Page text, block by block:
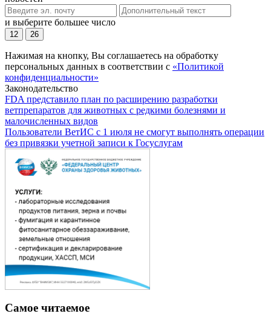
и выберите большее число
12 26
Нажимая на кнопку, Вы соглашаетесь на обработку
персональных данных в соответствии с «Политикой
конфиденциальности»
Законодательство
FDA представило план по расширению разработки
ветпрепаратов для животных с редкими болезнями и
малочисленных видов
Пользователи ВетИС с 1 июля не смогут выполнять операции
без привязки учетной записи к Госуслугам
Самое читаемое